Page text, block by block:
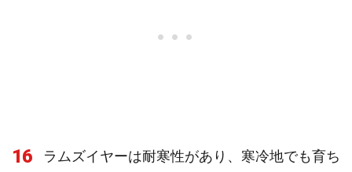
16
ラムズイヤーは耐寒性があり、寒冷地でも育ち